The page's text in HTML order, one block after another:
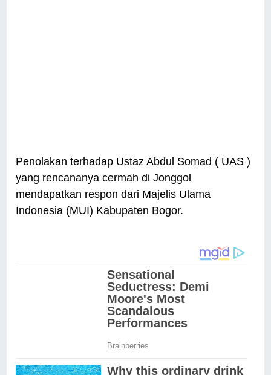
Penolakan terhadap Ustaz Abdul Somad ( UAS )
yang rencananya cermah di Jonggol
mendapatkan respon dari Majelis Ulama
Indonesia (MUI) Kabupaten Bogor.